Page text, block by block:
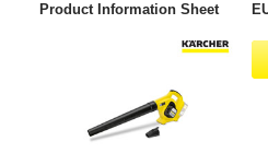
Product Information Sheet